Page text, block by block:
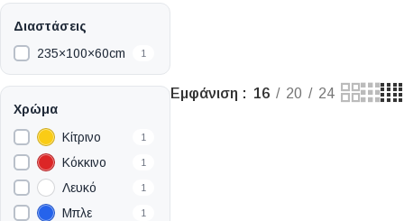
Χρώμα
Κίτρινο
1
Κόκκινο 1
Λευκό 1
Μπλε 1
Διαστάσεις
235×100×60cm
1
Εμφάνιση 16 20 24